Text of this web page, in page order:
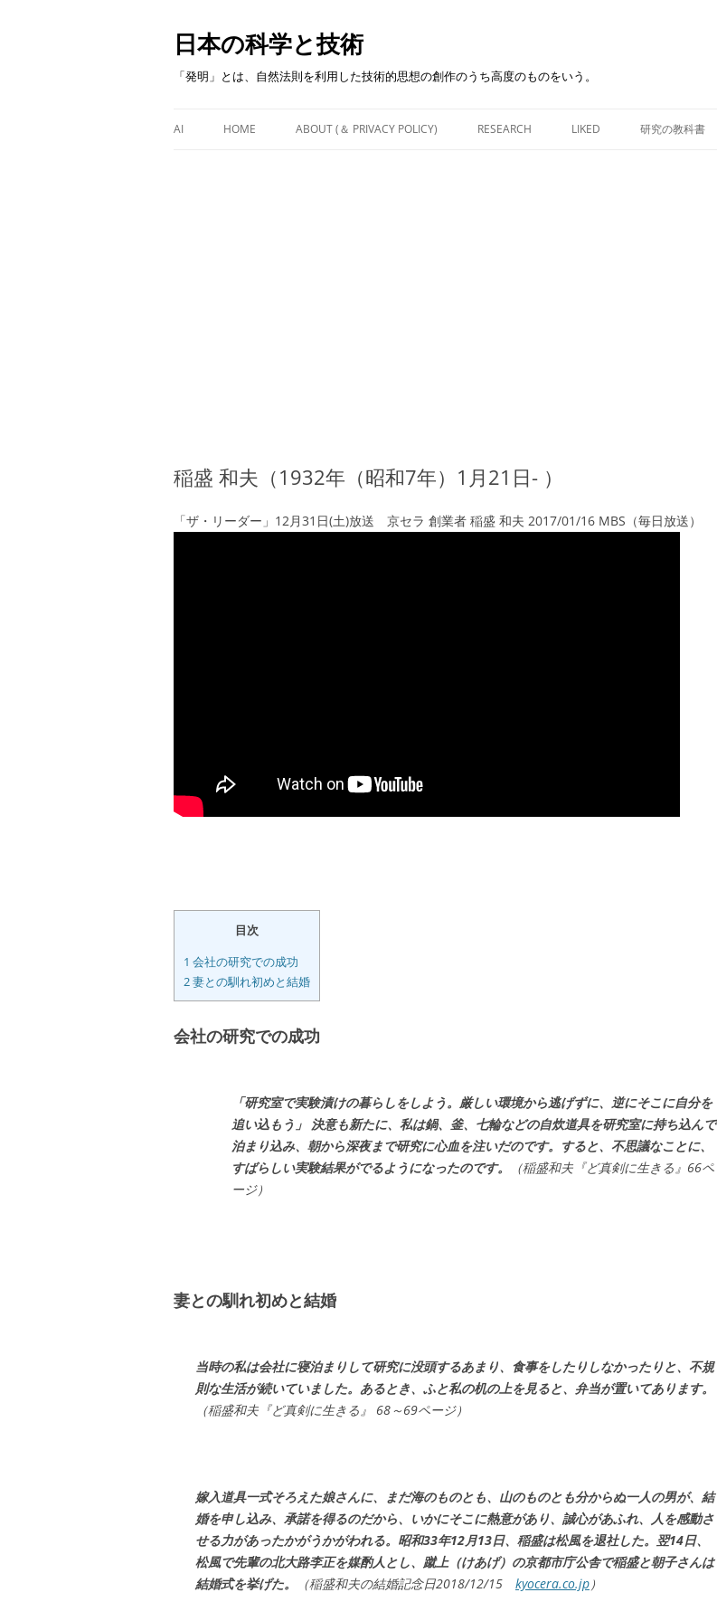
日本の科学と技術
「発明」とは、自然法則を利用した技術的思想の創作のうち高度のものをいう。
content
AI HOME ABOUT (＆ PRIVACY POLICY) RESEARCH LIKED 研究の教科書
稲盛 和夫（1932年（昭和7年）1月21日- ）
「ザ・リーダー」12月31日(土)放送 京セラ 創業者 稲盛 和夫 2017/01/16 MBS（毎日放送）
目次
1 会社の研究での成功
2妻との馴れ初めと結婚
会社の研究での成功
「研究室で実験漬けの暮らしをしよう。厳しい環境から逃げずに、逆にそこに自分を
追い込もう」 決意も新たに、私は鍋、釜、七輪などの自炊道具を研究室に持ち込んで
泊まり込み、朝から深夜まで研究に心血を注いだのです。すると、不思議なことに、
すばらしい実験結果がでるようになったのです。
（稲盛和夫『ど真剣に生きる』66ペ
ージ）
妻との馴れ初めと結婚
当時の私は会社に寝泊まりして研究に没頭するあまり、食事をしたりしなかったりと、不規
則な生活が続いていました。あるとき、ふと私の机の上を見ると、弁当が置いてあります。
（稲盛和夫『ど真剣に生きる』 68～69ページ）
嫁入道具一式そろえた娘さんに、まだ海のものとも、山のものとも分からぬ一人の男が、結
婚を申し込み、承諾を得るのだから、いかにそこに熱意があり、誠心があふれ、人を感動さ
せる力があったかがうかがわれる。昭和33年12月13日、稲盛は松風を退社した。翌14日、
松風で先輩の北大路李正を媒酌人とし、蹴上（けあげ）の京都市庁公舎で稲盛と朝子さんは
結婚式を挙げた。
（稲盛和夫の結婚記念日2018/12/15 kyocera.co.jp）